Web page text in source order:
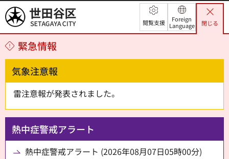
世田谷区 閲覧支援
Foreign
Language
閉じる
緊急情報
気象注意報
雷注意報が発表されました。
熱中症警戒アラート
熱中症警戒アラート (2026年08月07日05時00分)